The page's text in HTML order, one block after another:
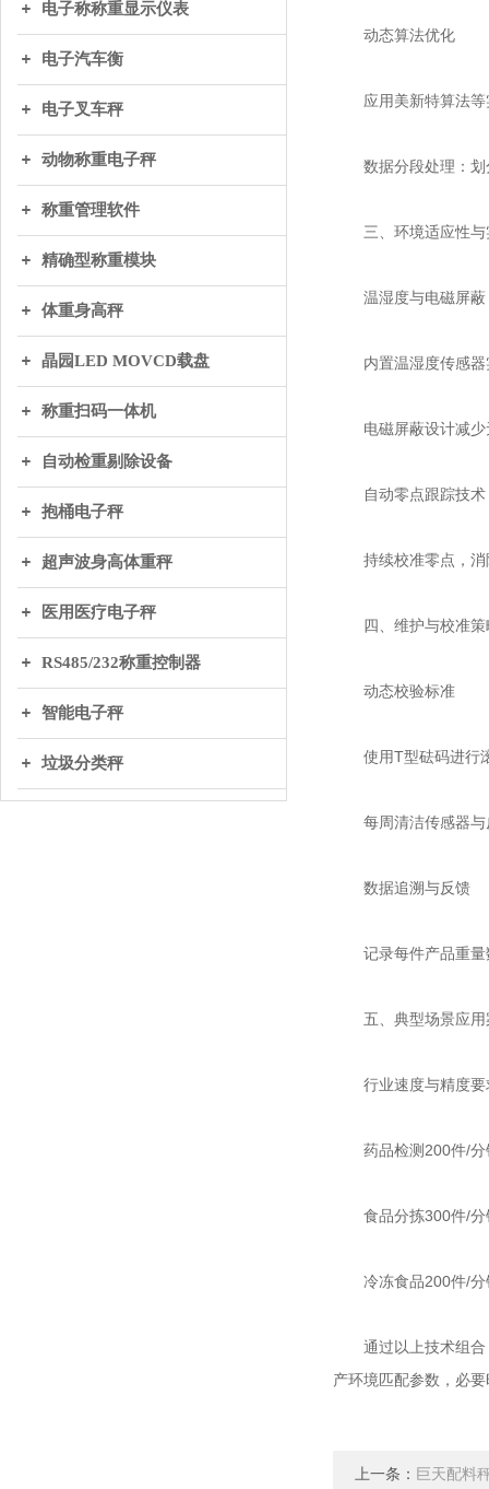
电子称称重显示仪表
电子汽车衡
电子叉车秤
动物称重电子秤
称重管理软件
精确型称重模块
体重身高秤
晶园LED MOVCD载盘
称重扫码一体机
自动检重剔除设备
抱桶电子秤
超声波身高体重秤
医用医疗电子秤
RS485/232称重控制器
智能电子秤
垃圾分类秤
动态算法优化
应用美新特算法等
数据分段处理：划
三、环境适应性与
温湿度与电磁屏蔽
内置温湿度传感器
电磁屏蔽设计减少
自动零点跟踪技术
持续校准零点，消
四、维护与校准策
动态校验标准
使用T型砝码进行滚
每周清洁传感器与
数据追溯与反馈
记录每件产品重量
五、典型场景应用
行业速度与精度要
药品检测200件/分
食品分拣300件/分
冷冻食品200件/分
通过以上技术组合，
产环境匹配参数，必
上一条： 巨天配料